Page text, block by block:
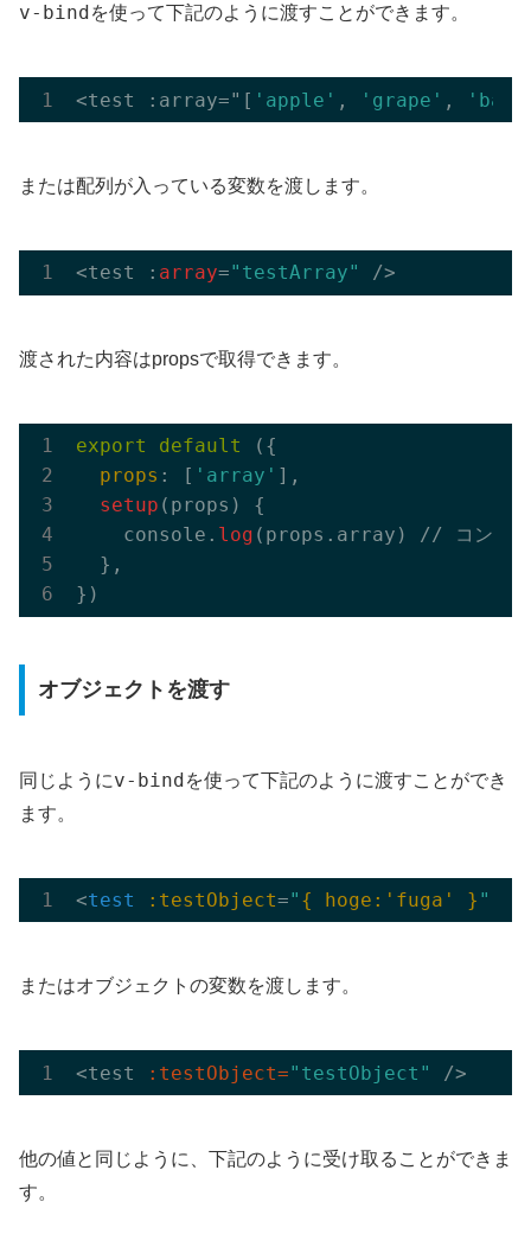
v-bind を使って下記のように渡すことができます。
<test :array="[ 'apple' , 'grape' ,
または配列が入っている変数を渡します。
<test : array="testArray"
渡された内容はpropsで取得できます。
export default
({
props : [ 'array' ],
setup (props) {
    console.
log (props.array) // コンソール
  },
オブジェクトを渡す
同じようにv-bindを使って下記のように渡すことができ
ます。
<test :testObject=" { hoge:'fuga' } "
またはオブジェクトの変数を渡します。
<test :testObject="testObject"
他の値と同じように、下記のように受け取ることができま
す。